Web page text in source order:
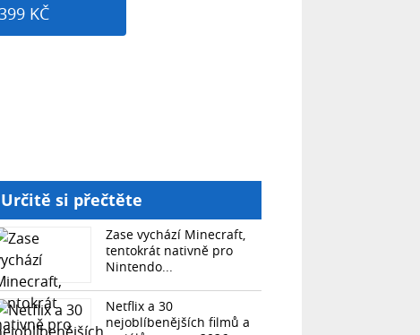
KČ
Určitě si přečtěte
Zase vychází Minecraft,
tentokrát nativně pro
Nintendo...
Netflix a 30
nejoblíbenějších filmů a